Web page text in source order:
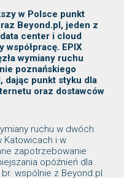
w Polsce punkt
Beyond.pl, jeden z
center i cloud
współpracę. EPIX
wymiany ruchu
poznańskiego
dając punkt styku dla
oraz dostawców
ruchu w dwóch
Katowicach i w
zapotrzebowanie
opóźnień dla
wspólnie z Beyond.pl